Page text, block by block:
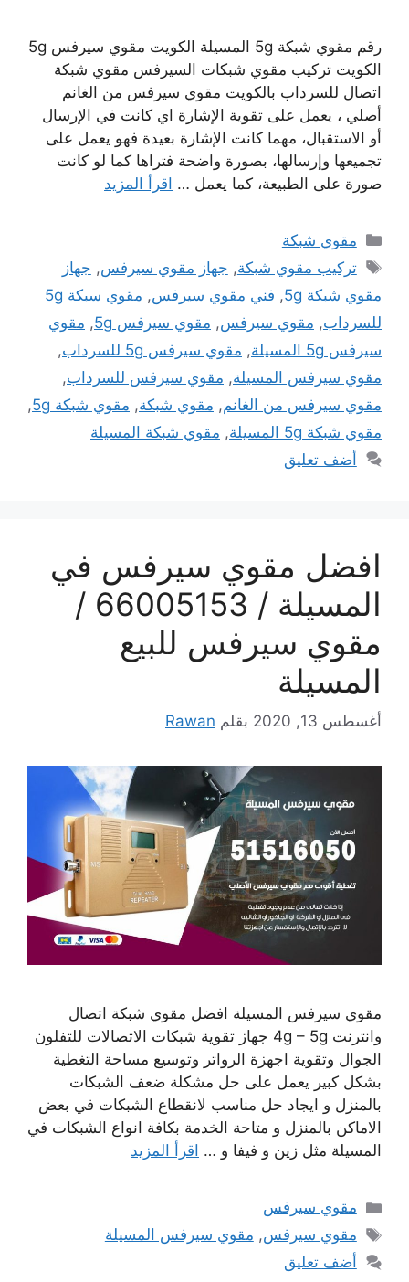
رقم مقوي شبكة 5g المسيلة الكويت مقوي سيرفس 5g
الكويت تركيب مقوي شبكات السيرفس مقوي شبكة
اتصال للسرداب بالكويت مقوي سيرفس من الغانم
أصلي ، يعمل على تقوية الإشارة اي كانت في الإرسال
أو الاستقبال، مهما كانت الإشارة بعيدة فهو يعمل على
تجميعها وإرسالها، بصورة واضحة فتراها كما لو كانت
صورة على الطبيعة، كما يعمل … اقرأ المزيد
التصنيفات
مقوي شبكة
الوسوم
تركيب مقوي شبكة, جهاز مقوي سيرفس, جهاز
مقوي شبكة 5g
, فني مقوي سيرفس,
مقوي سبكة 5g
للسرداب, مقوي سيرفس, مقوي سيرفس 5g , مقوي
سيرفس 5g المسيلة
, مقوي سيرفس 5g للسرداب
,
مقوي سيرفس المسيلة, مقوي سيرفس للسرداب,
مقوي سيرفس من الغانم, مقوي شبكة, مقوي شبكة 5g
,
مقوي شبكة 5g المسيلة
, مقوي شبكة المسيلة
أضف تعليق
افضل مقوي سيرفس في
المسيلة / 66005153 /
مقوي سيرفس للبيع
المسيلة
أغسطس 13, 2020 بقلم Rawan
مقوي سيرفس المسيلة افضل مقوي شبكة اتصال
وانترنت 4g – 5g جهاز تقوية شبكات الاتصالات للتفلون
الجوال وتقوية اجهزة الرواتر وتوسيع مساحة التغطية
بشكل كبير يعمل على حل مشكلة ضعف الشبكات
بالمنزل و ايجاد حل مناسب لانقطاع الشبكات في بعض
الاماكن بالمنزل و متاحة الخدمة بكافة انواع الشبكات في
المسيلة مثل زين و فيفا و … اقرأ المزيد
التصنيفات
مقوي سيرفس
الوسوم
مقوي سيرفس, مقوي سيرفس المسيلة
أضف تعليق